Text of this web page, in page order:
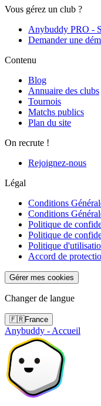
Vous gérez un club ?
Anybuddy PRO -
Demander une
Contenu
Blog
Annuaire des clubs
Tournois
Matchs publics
Plan du site
On recrute !
Rejoignez-nous
Légal
Conditions
Conditions
Politique de
Politique de
Politique
Accord de
Gérer mes cookies
Changer de langue
🇫🇷France
Anybuddy - Accueil